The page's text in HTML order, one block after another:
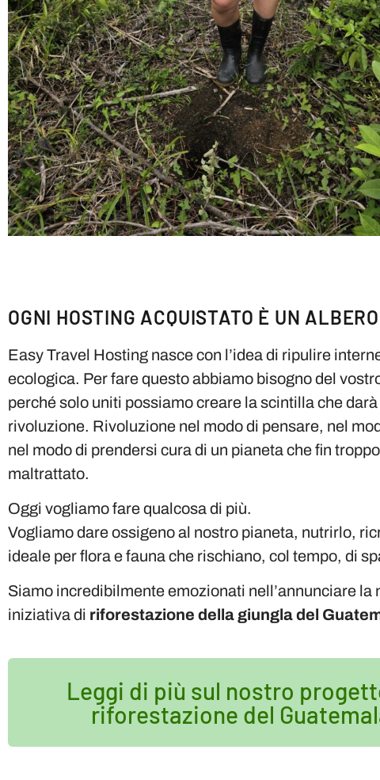
OGNI HOSTING ACQUISTATO È UN
Easy Travel Hosting nasce con l’idea di ripulire
ecologica. Per fare questo abbiamo bisogno del
perché solo uniti possiamo creare la scintilla che
rivoluzione. Rivoluzione nel modo di pensare, nel
nel modo di prendersi cura di un pianeta che fin
maltrattato.
Oggi vogliamo fare qualcosa di più.
Vogliamo dare ossigeno al nostro pianeta, nutrirlo,
ideale per flora e fauna che rischiano, col tempo, di
Siamo incredibilmente emozionati nell’annunciare la
iniziativa di riforestazione della giungla del
Leggi di più sul nostro
riforestazione del